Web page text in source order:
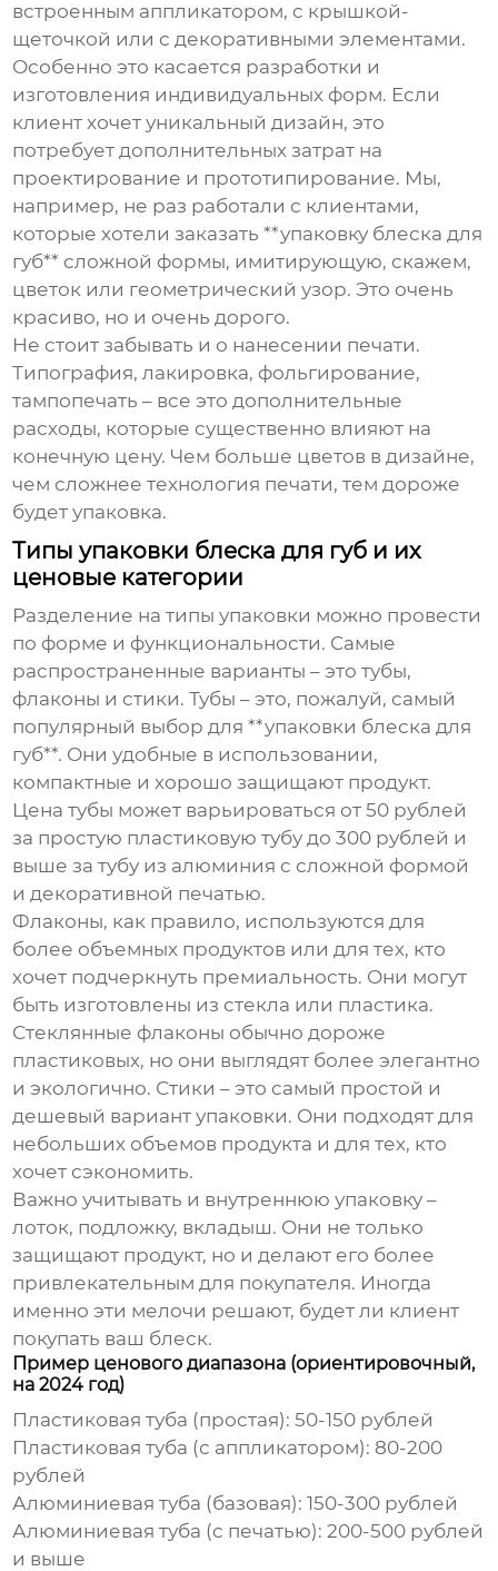
встроенным аппликатором, с крышкой-
щеточкой или с декоративными элементами.
Особенно это касается разработки и
изготовления индивидуальных форм. Если
клиент хочет уникальный дизайн, это
потребует дополнительных затрат на
проектирование и прототипирование. Мы,
например, не раз работали с клиентами,
которые хотели заказать **упаковку блеска для
губ** сложной формы, имитирующую, скажем,
цветок или геометрический узор. Это очень
красиво, но и очень дорого.
Не стоит забывать и о нанесении печати.
Типография, лакировка, фольгирование,
тампопечать – все это дополнительные
расходы, которые существенно влияют на
конечную цену. Чем больше цветов в дизайне,
чем сложнее технология печати, тем дороже
будет упаковка.
Типы упаковки блеска для губ и их
ценовые категории
Разделение на типы упаковки можно провести
по форме и функциональности. Самые
распространенные варианты – это тубы,
флаконы и стики. Тубы – это, пожалуй, самый
популярный выбор для **упаковки блеска для
губ**. Они удобные в использовании,
компактные и хорошо защищают продукт.
Цена тубы может варьироваться от 50 рублей
за простую пластиковую тубу до 300 рублей и
выше за тубу из алюминия с сложной формой
и декоративной печатью.
Флаконы, как правило, используются для
более объемных продуктов или для тех, кто
хочет подчеркнуть премиальность. Они могут
быть изготовлены из стекла или пластика.
Стеклянные флаконы обычно дороже
пластиковых, но они выглядят более элегантно
и экологично. Стики – это самый простой и
дешевый вариант упаковки. Они подходят для
небольших объемов продукта и для тех, кто
хочет сэкономить.
Важно учитывать и внутреннюю упаковку –
лоток, подложку, вкладыш. Они не только
защищают продукт, но и делают его более
привлекательным для покупателя. Иногда
именно эти мелочи решают, будет ли клиент
покупать ваш блеск.
Пример ценового диапазона (ориентировочный,
на 2024 год)
Пластиковая туба (простая): 50-150 рублей
Пластиковая туба (с аппликатором): 80-200
рублей
Алюминиевая туба (базовая): 150-300 рублей
Алюминиевая туба (с печатью): 200-500 рублей
и выше